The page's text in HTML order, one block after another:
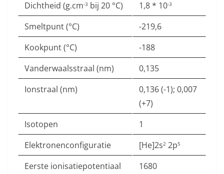
Dichtheid (g.cm-3 bij 20 °C) 1,8 * 10-3
Smeltpunt (°C)
-219,6
Kookpunt (°C)
-188
Vanderwaalsstraal (nm)
0,135
Ionstraal (nm)
0,136 (-1); 0,007
(+7)
Isotopen
1
Elektronenconfiguratie
[He]2s2 2p5
Eerste ionisatiepotentiaal
1680